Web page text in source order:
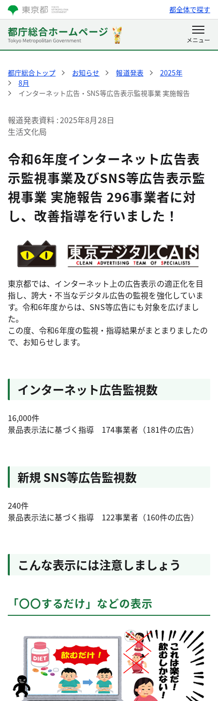
都全体で探す
都庁総合トップ お知らせ 報道発表
2025年
8月
インターネット広告・SNS等広告表示監視事業 実施報告
報道発表資料 2025年8月28日
生活文化局
令和6年度インターネット広告表
示監視事業及びSNS等広告表示監
視事業 実施報告 296事業者に対
し、改善指導を行いました！
東京都では、インターネット上の広告表示の適正化を目
指し、誇大・不当なデジタル広告の監視を強化していま
す。令和6年度からは、SNS等広告にも対象を広げまし
た。
この度、令和6年度の監視・指導結果がまとまりましたの
で、お知らせします。
インターネット広告監視数
16,000件
景品表示法に基づく指導 174事業者（181件の広告）
新規 SNS等広告監視数
240件
景品表示法に基づく指導 122事業者（160件の広告）
こんな表示には注意しましょう
「〇〇するだけ」などの表示